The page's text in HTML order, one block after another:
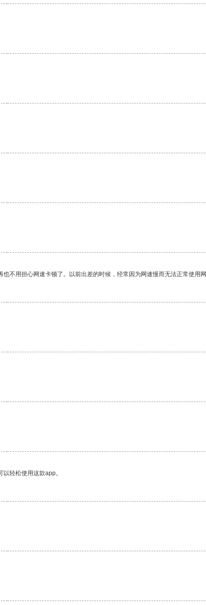
用担心网速卡顿了。以前出差的时候，经常因为网速慢而无法正常使用
轻松使用这款app。